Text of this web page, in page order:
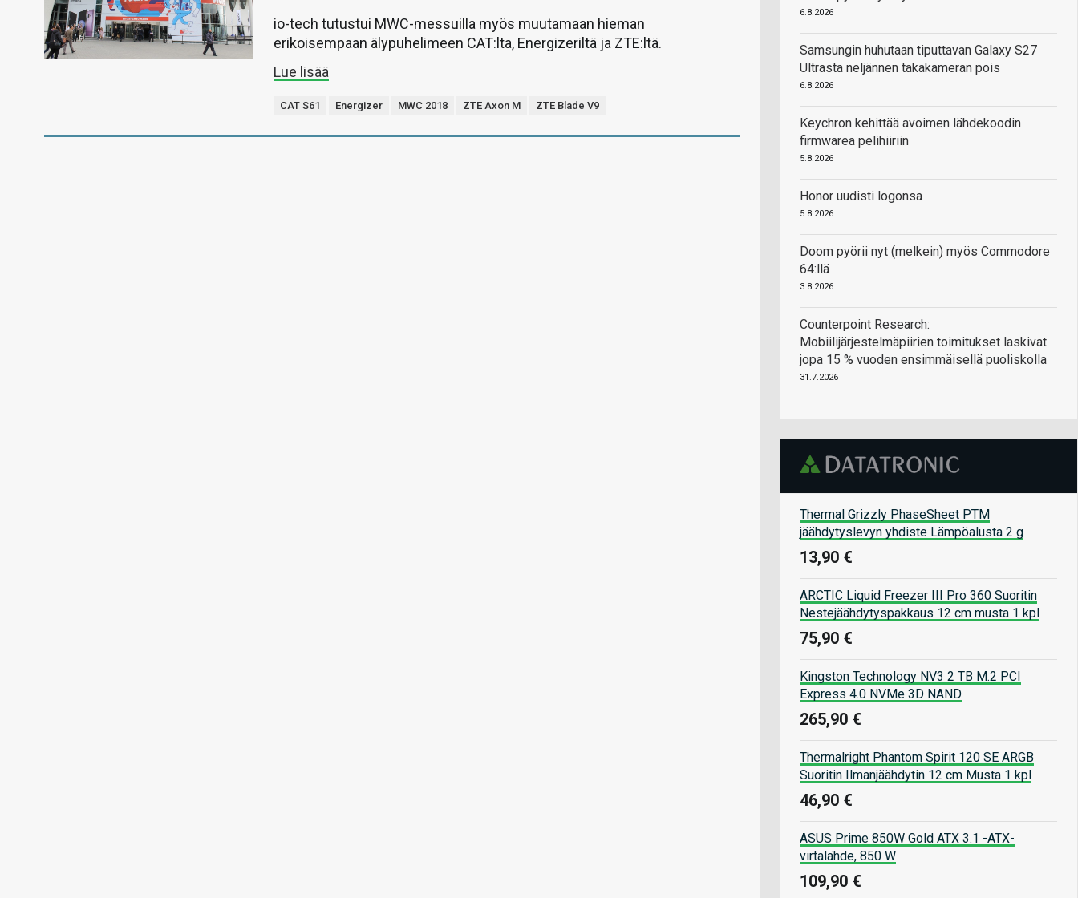
io-tech tutustui MWC-messuilla myös muutamaan hieman
erikoisempaan älypuhelimeen CAT:lta, Energizeriltä ja ZTE:ltä.
Lue lisää
CAT S61 Energizer MWC 2018 ZTE Axon M ZTE Blade V9
6.8.2026
Samsungin huhutaan tiputtavan Galaxy S27
Ultrasta neljännen takakameran pois
6.8.2026
Keychron kehittää avoimen lähdekoodin
firmwarea pelihiiriin
5.8.2026
Honor uudisti logonsa
5.8.2026
Doom pyörii nyt (melkein) myös Commodore
64:llä
3.8.2026
Counterpoint Research:
Mobiilijärjestelmäpiirien toimitukset laskivat
jopa 15 % vuoden ensimmäisellä puoliskolla
31.7.2026
Thermal Grizzly PhaseSheet PTM
jäähdytyslevyn yhdiste Lämpöalusta 2 g
13,90 €
ARCTIC Liquid Freezer III Pro 360 Suoritin
Nestejäähdytyspakkaus 12 cm musta 1 kpl
75,90 €
Kingston Technology NV3 2 TB M.2 PCI
Express 4.0 NVMe 3D NAND
265,90 €
Thermalright Phantom Spirit 120 SE ARGB
Suoritin Ilmanjäähdytin 12 cm Musta 1 kpl
46,90 €
ASUS Prime 850W Gold ATX 3.1 -ATX-
virtalähde, 850 W
109,90 €